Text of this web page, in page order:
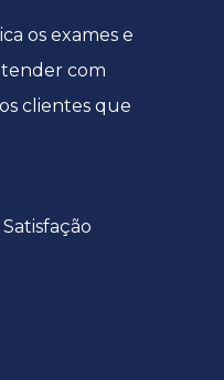
os exames e
com
clientes que